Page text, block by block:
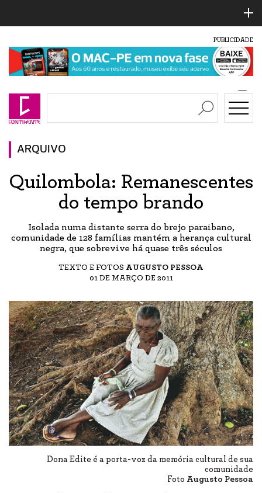
PUBLICIDADE
ARQUIVO
Quilombola: Remanescentes
do tempo brando
Isolada numa distante serra do brejo paraibano,
comunidade de 128 famílias mantém a herança cultural
negra, que sobrevive há quase três séculos
TEXTO E FOTOS AUGUSTO PESSOA
01 DE MARÇO DE 2011
Dona Edite é a porta-voz da memória cultural de sua
comunidade
Foto Augusto Pessoa